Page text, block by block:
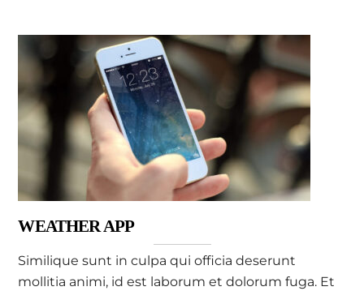
WEATHER APP
Similique sunt in culpa qui officia deserunt
mollitia animi, id est laborum et dolorum fuga. Et